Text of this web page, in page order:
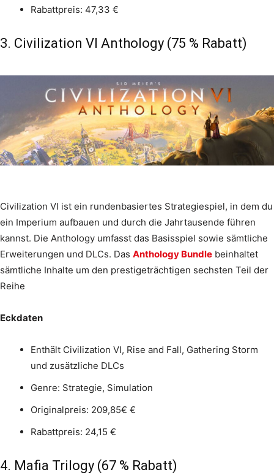
Rabattpreis: 47,33 €
3. Civilization VI Anthology (75 % Rabatt)
Civilization VI ist ein rundenbasiertes Strategiespiel, in dem du
ein Imperium aufbauen und durch die Jahrtausende führen
kannst. Die Anthology umfasst das Basisspiel sowie sämtliche
Erweiterungen und DLCs. Das Anthology Bundle beinhaltet
sämtliche Inhalte um den prestigeträchtigen sechsten Teil der
Reihe
Eckdaten
Enthält Civilization VI, Rise and Fall, Gathering Storm
und zusätzliche DLCs
Genre: Strategie, Simulation
Originalpreis: 209,85€ €
Rabattpreis: 24,15 €
4. Mafia Trilogy (67 % Rabatt)